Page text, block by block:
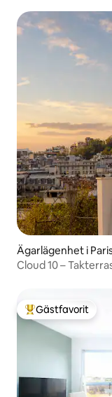
Ägarlägenhet i
Cloud 10 –
Populär gästfavorit
Gästfavorit